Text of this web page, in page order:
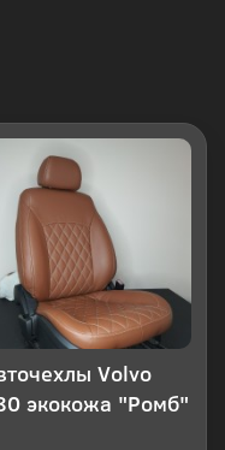
Volvo
экокожа "Ромб"